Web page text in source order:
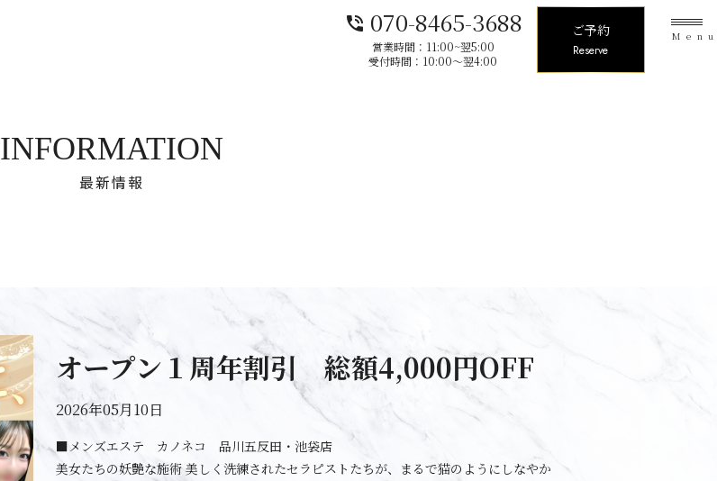
phone_in_talk 070-8465-3688
営業時間：11:00~翌5:00
受付時間：10:00〜翌4:00
ご予約
Reserve
最新情報
INFORMATION
オープン１周年割引 総額4,000円OFF
2026年05月10日
■メンズエステ カノネコ 品川五反田・池袋店
美女たちの妖艶な施術 美しく洗練されたセラピストたちが、まるで猫のようにしなやか